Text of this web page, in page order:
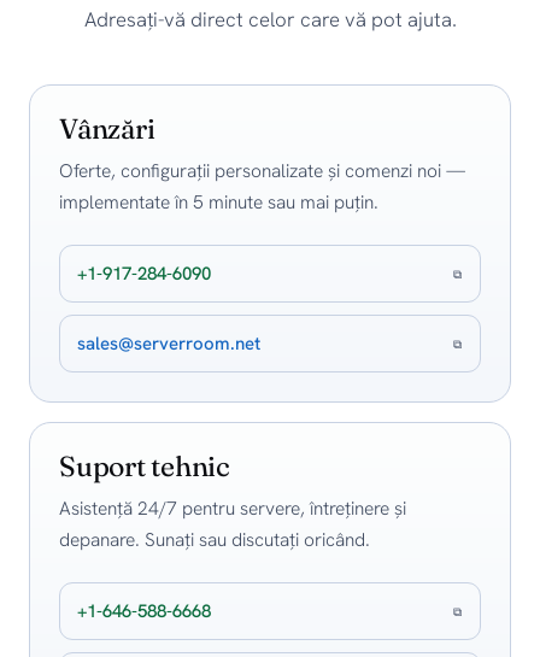
Adresați-vă direct celor care vă pot ajuta.
Vânzări
Oferte, configurații personalizate și comenzi noi —
implementate în 5 minute sau mai puțin.
+1-917-284-6090 ⧉
sales@serverroom.net ⧉
Suport tehnic
Asistență 24/7 pentru servere, întreținere și
depanare. Sunați sau discutați oricând.
+1-646-588-6668 ⧉